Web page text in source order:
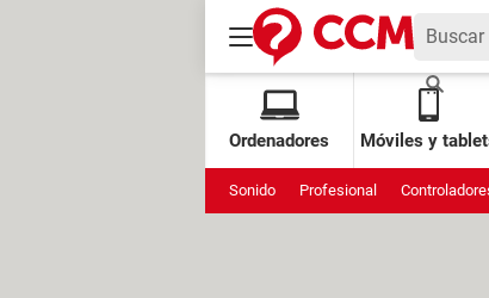
Ordenadores Móviles y
Sonido Profesional